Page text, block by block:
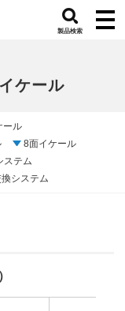
製品検索
ケール
ール
8面イケール
ステム
システム